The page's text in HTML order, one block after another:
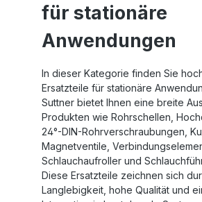
für stationäre
Anwendungen
In dieser Kategorie finden Sie
Ersatzteile für stationäre
Suttner bietet Ihnen eine breite
Produkten wie Rohrschellen,
24°-DIN-Rohrverschraubungen,
Magnetventile,
Schlauchaufroller und
Diese Ersatzteile zeichnen sich
Langlebigkeit, hohe Qualität und